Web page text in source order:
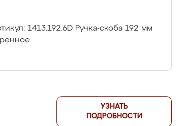
1413.192.6D Ручка-скоба 192 мм
УЗНАТЬ
ПОДРОБНОСТИ